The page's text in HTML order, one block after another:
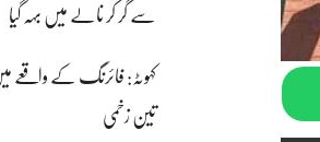
سے گر کر نالے میں بہہ گیا
کہوٹہ: فائرنگ کے
تین زخمی